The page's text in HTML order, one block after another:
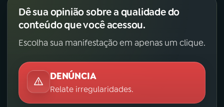
Dê sua opinião sobre a qualidade do
conteúdo que você acessou.
Escolha sua manifestação em apenas um clique.
DENÚNCIA
Relate irregularidades.